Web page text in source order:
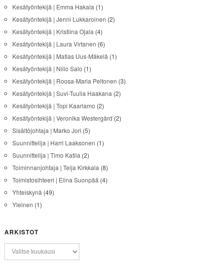
Kesätyöntekijä | Emma Hakala (1)
Kesätyöntekijä | Jenni Lukkaroinen (2)
Kesätyöntekijä | Kristiina Ojala (4)
Kesätyöntekijä | Laura Virtanen (6)
Kesätyöntekijä | Matias Uus-Mäkelä (1)
Kesätyöntekijä | Niilo Salo (1)
Kesätyöntekijä | Roosa-Maria Peltonen (3)
Kesätyöntekijä | Suvi-Tuulia Haakana (2)
Kesätyöntekijä | Topi Kaarlamo (2)
Kesätyöntekijä | Veronika Westergård (2)
Sisältöjohtaja | Marko Jori (5)
Suunnittelija | Harri Laaksonen (1)
Suunnittelija | Timo Katila (2)
Toiminnanjohtaja | Teija Kirkkala (8)
Toimistosihteeri | Elina Suonpää (4)
Yhteiskynä (49)
Yleinen (1)
ARKISTOT